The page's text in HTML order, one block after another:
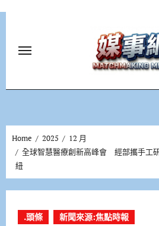
Home 2025
12 月
全球智慧醫療創新高峰會 經部攜手工
紐
.頭條 新聞來源:焦點時報